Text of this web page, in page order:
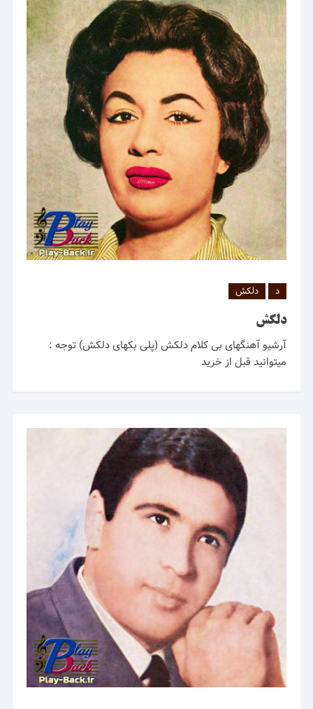
د دلکش
دلکش
آرشیو آهنگهای بی کلام دلکش (پلی بکهای دلکش) توجه :
میتوانید قبل از خرید